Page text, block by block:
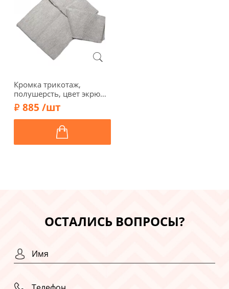
Кромка трикотаж,
полушерсть, цвет экрю
меланж, 134-105
885 /шт
ОСТАЛИСЬ ВОПРОСЫ?